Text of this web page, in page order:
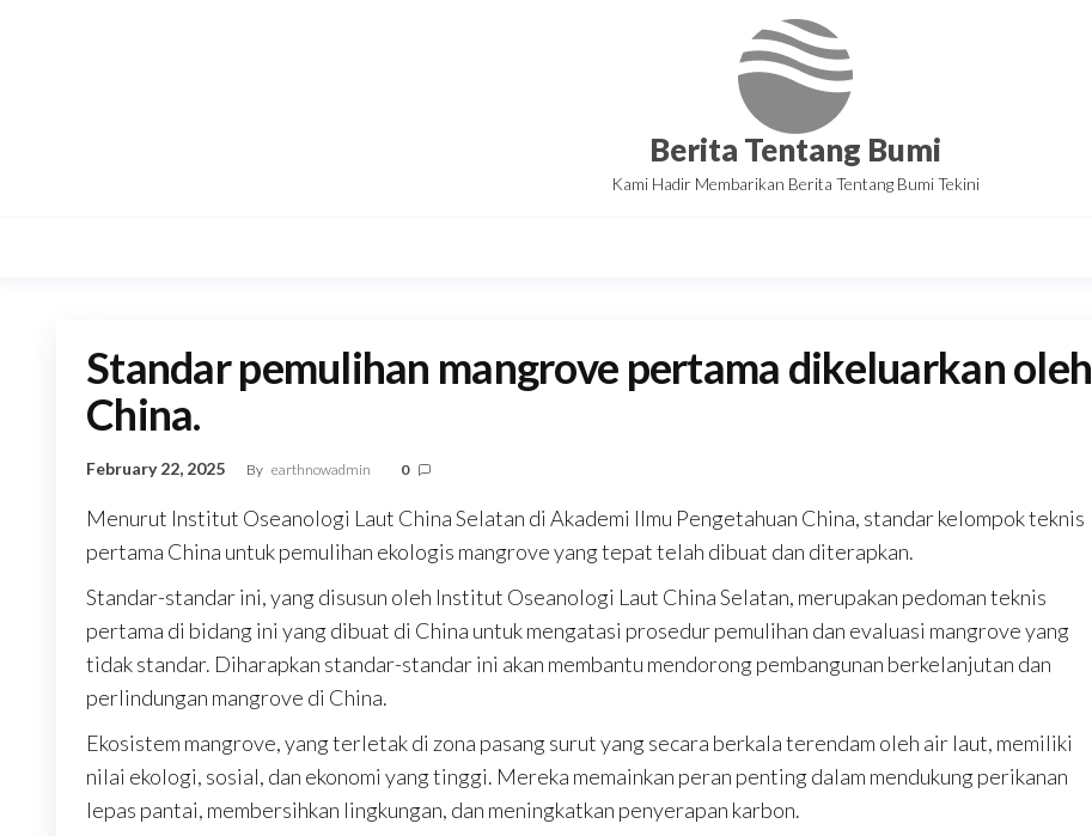
Berita Tentang Bumi
Kami Hadir Membarikan Berita Tentang Bumi Tekini
Standar pemulihan mangrove pertama dikeluarkan oleh
China.
February 22, 2025 By earthnowadmin 0
Menurut Institut Oseanologi Laut China Selatan di Akademi Ilmu Pengetahuan China, standar kelompok teknis
pertama China untuk pemulihan ekologis mangrove yang tepat telah dibuat dan diterapkan.
Standar-standar ini, yang disusun oleh Institut Oseanologi Laut China Selatan, merupakan pedoman teknis
pertama di bidang ini yang dibuat di China untuk mengatasi prosedur pemulihan dan evaluasi mangrove yang
tidak standar. Diharapkan standar-standar ini akan membantu mendorong pembangunan berkelanjutan dan
perlindungan mangrove di China.
Ekosistem mangrove, yang terletak di zona pasang surut yang secara berkala terendam oleh air laut, memiliki
nilai ekologi, sosial, dan ekonomi yang tinggi. Mereka memainkan peran penting dalam mendukung perikanan
lepas pantai, membersihkan lingkungan, dan meningkatkan penyerapan karbon.